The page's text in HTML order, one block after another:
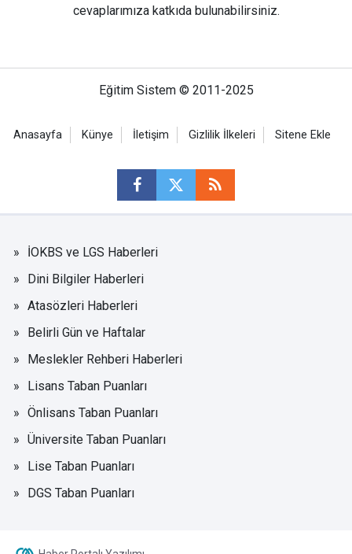
cevaplarımıza katkıda bulunabilirsiniz.
Eğitim Sistem © 2011-2025
Anasayfa Künye İletişim Gizlilik İlkeleri Sitene Ekle
İOKBS ve LGS Haberleri
Dini Bilgiler Haberleri
Atasözleri Haberleri
Belirli Gün ve Haftalar
Meslekler Rehberi Haberleri
Lisans Taban Puanları
Önlisans Taban Puanları
Üniversite Taban Puanları
Lise Taban Puanları
DGS Taban Puanları